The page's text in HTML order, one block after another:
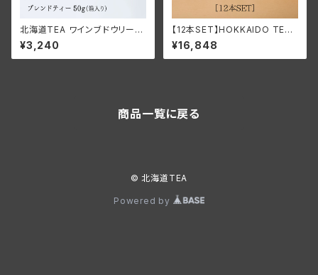
北海道TEA ワインブドウリーフ
ティー2025 ＜ブレンドティー
50g＞
¥3,240
【12本SET】HOKKAIDO TEA
KOMBUCHA
¥16,848
商品一覧に戻る
© 北海道TEA
Powered by